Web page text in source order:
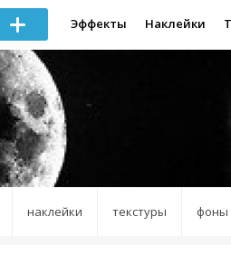
Эффекты Наклейки
наклейки текстуры фоны